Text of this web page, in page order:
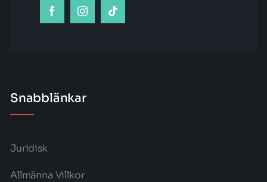
Snabblänkar
Juridisk
Allmänna Villkor